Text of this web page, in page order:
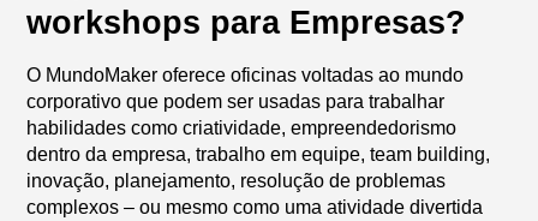
workshops para Empresas?
O MundoMaker oferece oficinas voltadas ao mundo
corporativo que podem ser usadas para trabalhar
habilidades como criatividade, empreendedorismo
dentro da empresa, trabalho em equipe, team building,
inovação, planejamento, resolução de problemas
complexos – ou mesmo como uma atividade divertida